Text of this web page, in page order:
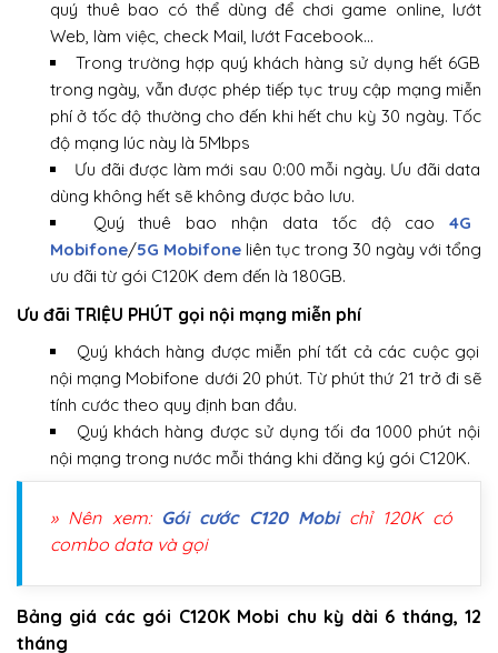
quý thuê bao có thể dùng để chơi game online, lướt
Web, làm việc, check Mail, lướt Facebook…
Trong trường hợp quý khách hàng sử dụng hết 6GB
trong ngày, vẫn được phép tiếp tục truy cập mạng miễn
phí ở tốc độ thường cho đến khi hết chu kỳ 30 ngày. Tốc
độ mạng lúc này là 5Mbps
Ưu đãi được làm mới sau 0:00 mỗi ngày. Ưu đãi data
dùng không hết sẽ không được bảo lưu.
Quý thuê bao nhận data tốc độ cao4G
Mobifone/5G Mobifone liên tục trong 30 ngày với tổng
ưu đãi từ gói C120K đem đến là 180GB.
Ưu đãi TRIỆU PHÚT gọi nội mạng miễn phí
Quý khách hàng được miễn phí tất cả các cuộc gọi
nội mạng Mobifone dưới 20 phút. Từ phút thứ 21 trở đi sẽ
tính cước theo quy định ban đầu.
Quý khách hàng được sử dụng tối đa 1000 phút nội
nội mạng trong nước mỗi tháng khi đăng ký gói C120K.
» Nên xem: Gói cước C120 Mobichỉ 120K có
combo data và gọi
Bảng giá các gói C120K Mobi chu kỳ dài 6 tháng, 12
tháng